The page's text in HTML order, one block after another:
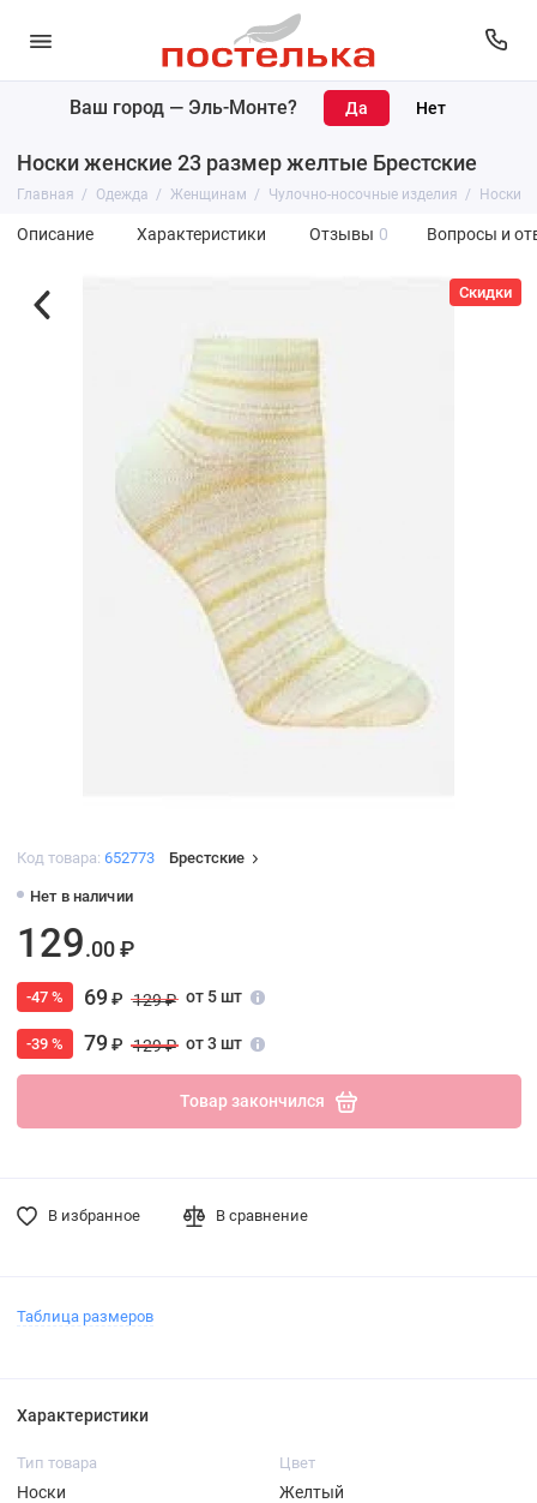
Ваш город — Эль-Монте?
Носки женские 23 размер желтые Брестские
Главная Одежда Женщинам Чулочно-носочные изделия Носки
Описание Характеристики Отзывы 0 Вопросы и
Скидки
Код товара: 652773 Брестские
Нет в наличии
129.00 ₽
-47 % 69₽ 129 ₽ от 5 шт
-39 % 79₽ 129 ₽ от 3 шт
Товар закончился
В избранное В сравнение
Таблица размеров
Характеристики
Тип товара
Носки
Цвет
Желтый